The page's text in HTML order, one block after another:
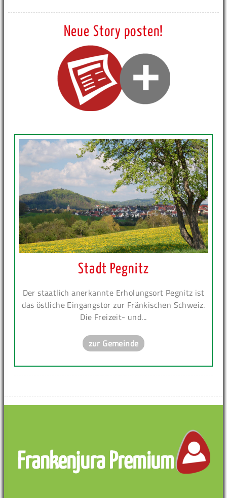
Neue Story posten!
Stadt Pegnitz
Der staatlich anerkannte Erholungsort Pegnitz ist
das östliche Eingangstor zur Fränkischen Schweiz.
Die Freizeit- und...
zur Gemeinde
Frankenjura Premium